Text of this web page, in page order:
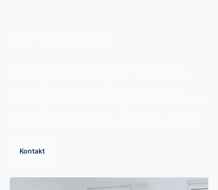
Kontakt